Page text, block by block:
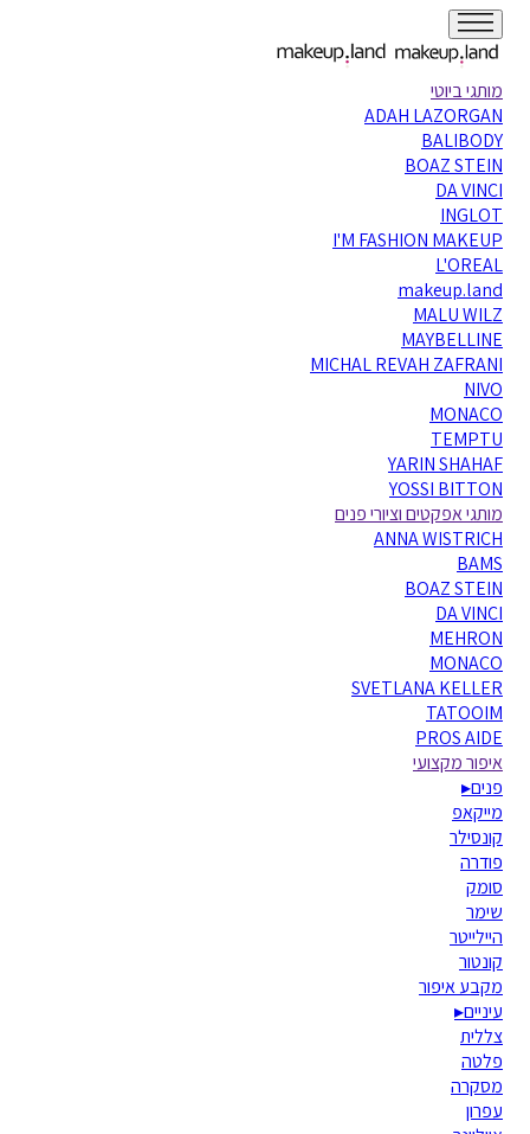
מותגי ביוטי
ADAH LAZORGAN
BALIBODY
BOAZ STEIN
DA VINCI
INGLOT
I'M FASHION MAKEUP
L'OREAL
makeup.land
MALU WILZ
MAYBELLINE
MICHAL REVAH ZAFRANI
NIVO
MONACO
TEMPTU
YARIN SHAHAF
YOSSI BITTON
מותגי אפקטים וציורי פנים
ANNA WISTRICH
BAMS
BOAZ STEIN
DA VINCI
MEHRON
MONACO
SVETLANA KELLER
TATOOIM
PROS AIDE
איפור מקצועי
פנים▸
מייקאפ
קונסילר
פודרה
סומק
שימר
היילייטר
קונטור
מקבע איפור
עיניים▸
צללית
פלטה
מסקרה
עפרון